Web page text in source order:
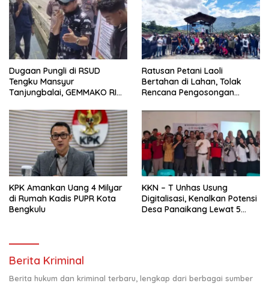
Dugaan Pungli di RSUD
Tengku Mansyur
Tanjungbalai, GEMMAKO RI
Tuntas
Ratusan Petani Laoli
Bertahan di Lahan, Tolak
Rencana Pengosongan
KPK Amankan Uang 4 Milyar
di Rumah Kadis PUPR Kota
Bengkulu
KKN – T Unhas Usung
Digitalisasi, Kenalkan Potensi
Desa Panaikang Lewat 5
Berita Kriminal
Berita hukum dan kriminal terbaru, lengkap dari berbagai sumber